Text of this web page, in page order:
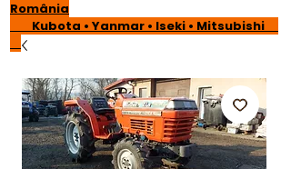
România
Kubota • Yanmar • Iseki • Mitsubishi